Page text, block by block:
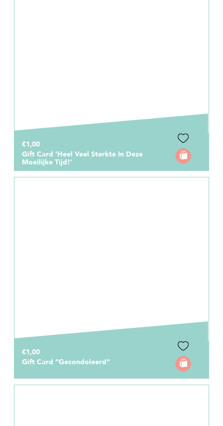
€1,00
Gift Card ‘Heel Veel Sterkte In Deze
Moeilijke Tijd!’
€1,00
Gift Card “Gecondoleerd”